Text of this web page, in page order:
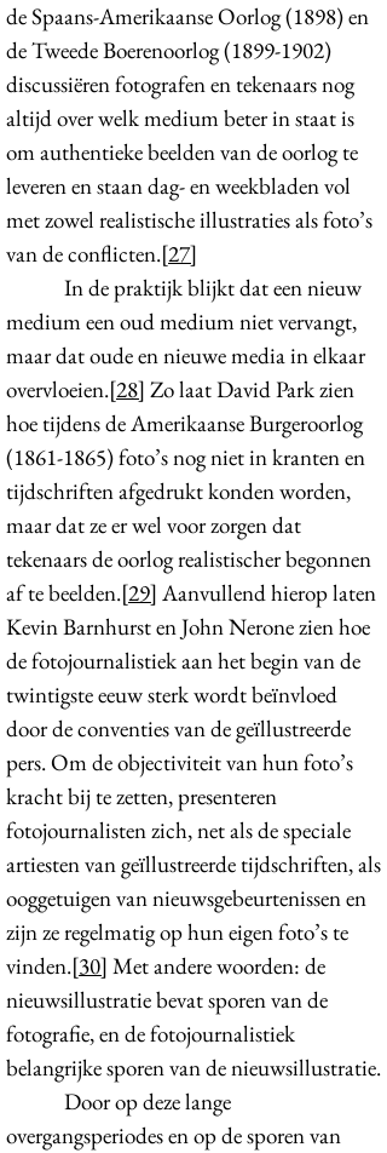
de Spaans-Amerikaanse Oorlog (1898) en
de Tweede Boerenoorlog(1899-1902)
discussiëren fotografen en tekenaars nog
altijd over welk medium beter in staat is
om authentieke beelden van de oorlog te
leveren en staan dag- en weekbladen vol
met zowel realistische illustraties als foto’s
van de conflicten.[27]
In de praktijk blijkt dat een nieuw
medium een oud medium niet vervangt,
maar dat oude en nieuwe media in elkaar
overvloeien.[28] Zo laat David Park zien
hoe tijdens de Amerikaanse Burgeroorlog
(1861-1865)foto’s nog niet in kranten en
tijdschriften afgedrukt konden worden,
maar dat ze er wel voor zorgen dat
tekenaars de oorlog realistischer begonnen
af te beelden.[29] Aanvullend hierop laten
Kevin Barnhurst en John Nerone zien hoe
de fotojournalistiek aan het begin van de
twintigste eeuw sterk wordt beïnvloed
door de conventies van de geïllustreerde
pers. Om de objectiviteit van hun foto’s
kracht bij te zetten, presenteren
fotojournalisten zich, net als de speciale
artiesten van geïllustreerde tijdschriften, als
ooggetuigen van nieuwsgebeurtenissen en
zijn ze regelmatig op hun eigen foto’s te
vinden.[30] Met andere woorden: de
nieuwsillustratie bevat sporen van de
fotografie, en de fotojournalistiek
belangrijke sporen van de nieuwsillustratie.
Door op deze lange
overgangsperiodes en op de sporen van